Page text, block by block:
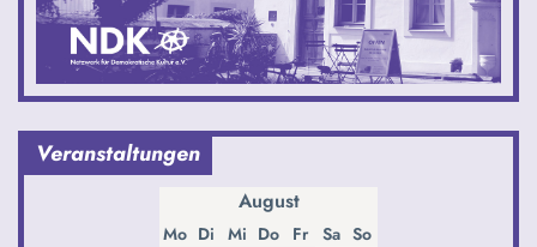
Veranstaltungen
August
Mo Di Mi Do Fr Sa So